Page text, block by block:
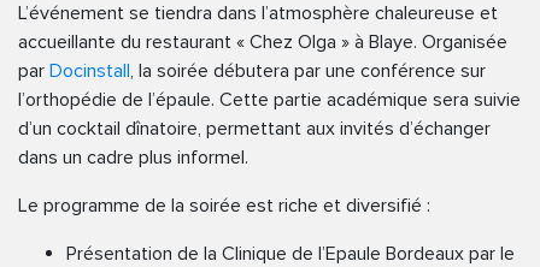
L’événement se tiendra dans l’atmosphère chaleureuse et
accueillante du restaurant « Chez Olga » à Blaye. Organisée
par Docinstall, la soirée débutera par une conférence sur
l’orthopédie de l’épaule. Cette partie académique sera suivie
d’un cocktail dînatoire, permettant aux invités d’échanger
dans un cadre plus informel.
Le programme de la soirée est riche et diversifié :
Présentation de la Clinique de l’Epaule Bordeaux par le